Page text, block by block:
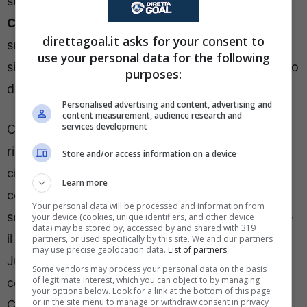
Ceccarini
che, nel suo editoriale
su
Tuttomercatoweb,ha fatto il punto della
situazione per quanto riguarda il reparto offensivo
della Juventus del prossimo anno.
Ceccarini ha scritto come i bianconeri
riscatteranno sicuramenteConçeiçaoe che non
ci sia affatto l’idea di vendere
controcorrente rispetto alle ultime indiscrezioni
secondo cui la Vecchia Signora potrebbe salutare
il turco per una super offerta. Il mercato della
Juventus – fa sapere il giornalista – sarà
condizionato dalla qualificazione alla prossima
direttagoal.it asks for your consent to
use your personal data for the following
purposes:
Personalised advertising and content, advertising and
content measurement, audience research and
services development
Store and/or access information on a device
Learn more
Your personal data will be processed and information from
your device (cookies, unique identifiers, and other device
data) may be stored by, accessed by and shared with 319
partners, or used specifically by this site. We and our partners
may use precise geolocation data. List of partners.
Some vendors may process your personal data on the basis
of legitimate interest, which you can object to by managing
your options below. Look for a link at the bottom of this page
or in the site menu to manage or withdraw consent in privacy